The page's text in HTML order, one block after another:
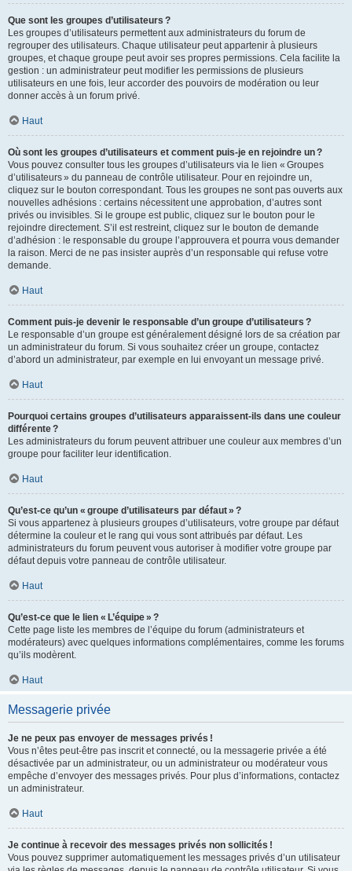
Que sont les groupes d’utilisateurs ?
Les groupes d’utilisateurs permettent aux administrateurs du forum de
regrouper des utilisateurs. Chaque utilisateur peut appartenir à plusieurs
groupes, et chaque groupe peut avoir ses propres permissions. Cela facilite la
gestion : un administrateur peut modifier les permissions de plusieurs
utilisateurs en une fois, leur accorder des pouvoirs de modération ou leur
donner accès à un forum privé.
Haut
Où sont les groupes d’utilisateurs et comment puis-je en rejoindre un ?
Vous pouvez consulter tous les groupes d’utilisateurs via le lien « Groupes
d’utilisateurs » du panneau de contrôle utilisateur. Pour en rejoindre un,
cliquez sur le bouton correspondant. Tous les groupes ne sont pas ouverts aux
nouvelles adhésions : certains nécessitent une approbation, d’autres sont
privés ou invisibles. Si le groupe est public, cliquez sur le bouton pour le
rejoindre directement. S’il est restreint, cliquez sur le bouton de demande
d’adhésion : le responsable du groupe l’approuvera et pourra vous demander
la raison. Merci de ne pas insister auprès d’un responsable qui refuse votre
demande.
Haut
Comment puis-je devenir le responsable d’un groupe d’utilisateurs ?
Le responsable d’un groupe est généralement désigné lors de sa création par
un administrateur du forum. Si vous souhaitez créer un groupe, contactez
d’abord un administrateur, par exemple en lui envoyant un message privé.
Haut
Pourquoi certains groupes d’utilisateurs apparaissent-ils dans une couleur
différente ?
Les administrateurs du forum peuvent attribuer une couleur aux membres d’un
groupe pour faciliter leur identification.
Haut
Qu’est-ce qu’un « groupe d’utilisateurs par défaut » ?
Si vous appartenez à plusieurs groupes d’utilisateurs, votre groupe par défaut
détermine la couleur et le rang qui vous sont attribués par défaut. Les
administrateurs du forum peuvent vous autoriser à modifier votre groupe par
défaut depuis votre panneau de contrôle utilisateur.
Haut
Qu’est-ce que le lien « L’équipe » ?
Cette page liste les membres de l’équipe du forum (administrateurs et
modérateurs) avec quelques informations complémentaires, comme les forums
qu’ils modèrent.
Haut
Messagerie privée
Je ne peux pas envoyer de messages privés !
Vous n’êtes peut-être pas inscrit et connecté, ou la messagerie privée a été
désactivée par un administrateur, ou un administrateur ou modérateur vous
empêche d’envoyer des messages privés. Pour plus d’informations, contactez
un administrateur.
Haut
Je continue à recevoir des messages privés non sollicités !
Vous pouvez supprimer automatiquement les messages privés d’un utilisateur